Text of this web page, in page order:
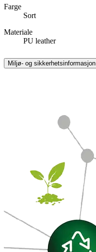
Farge
Sort
Materiale
PU leather
Miljø- og sikkerhetsinformasjon